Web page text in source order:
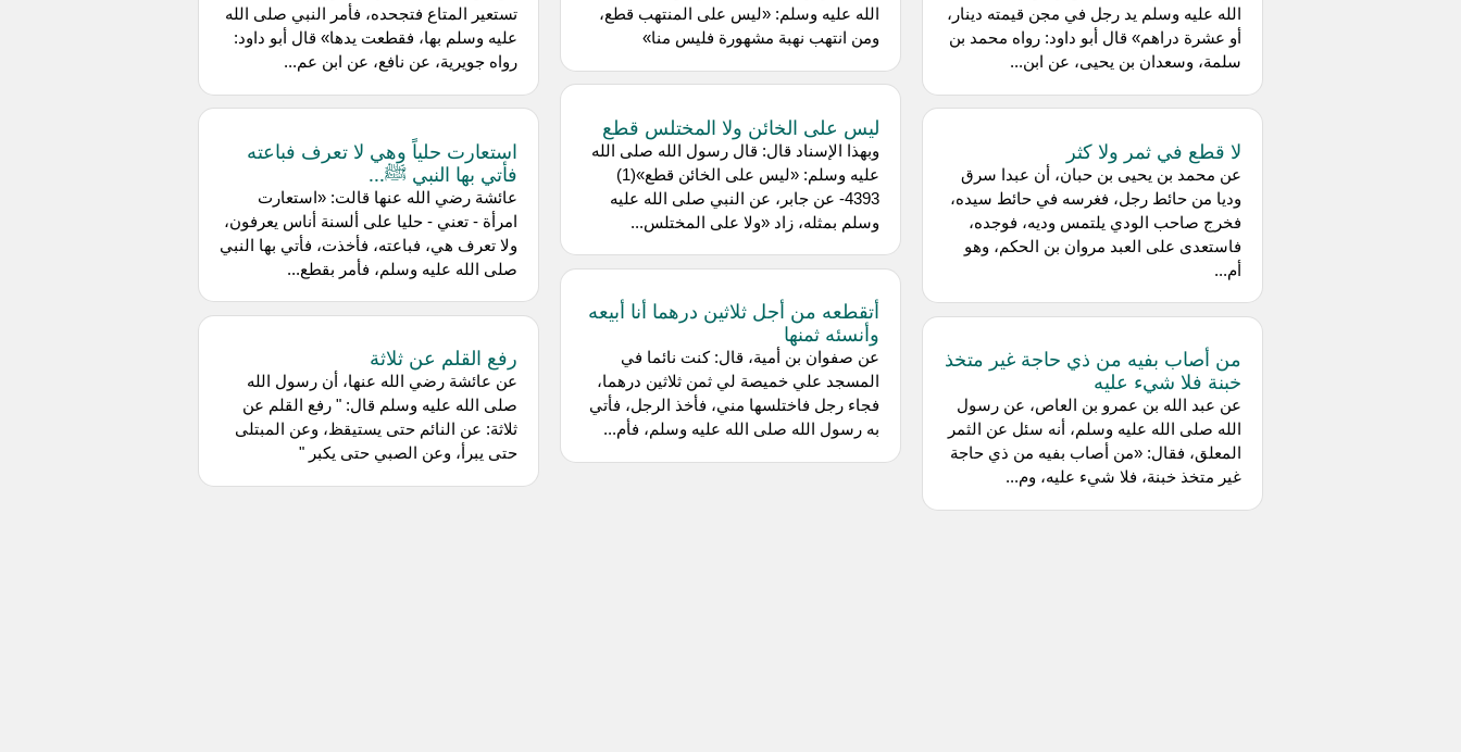
الله عليه وسلم يد رجل في مجن قيمته دينار،
أو عشرة دراهم» قال أبو داود: رواه محمد بن
سلمة، وسعدان بن يحيى، عن ابن...
لا قطع في ثمر ولا كثر
عن محمد بن يحيى بن حبان، أن عبدا سرق
وديا من حائط رجل، فغرسه في حائط سيده،
فخرج صاحب الودي يلتمس وديه، فوجده،
فاستعدى على العبد مروان بن الحكم، وهو
أم...
من أصاب بفيه من ذي حاجة غير متخذ
خبنة فلا شيء عليه
عن عبد الله بن عمرو بن العاص، عن رسول
الله صلى الله عليه وسلم، أنه سئل عن الثمر
المعلق، فقال: «من أصاب بفيه من ذي حاجة
غير متخذ خبنة، فلا شيء عليه، وم...
الله عليه وسلم: «ليس على المنتهب قطع،
ومن انتهب نهبة مشهورة فليس منا»
ليس على الخائن ولا المختلس قطع
وبهذا الإسناد قال: قال رسول الله صلى الله
عليه وسلم: «ليس على الخائن قطع»(1)
4393- عن جابر، عن النبي صلى الله عليه
وسلم بمثله، زاد «ولا على المختلس...
أتقطعه من أجل ثلاثين درهما أنا أبيعه
وأنسئه ثمنها
عن صفوان بن أمية، قال: كنت نائما في
المسجد علي خميصة لي ثمن ثلاثين درهما،
فجاء رجل فاختلسها مني، فأخذ الرجل، فأتي
به رسول الله صلى الله عليه وسلم، فأم...
تستعير المتاع فتجحده، فأمر النبي صلى الله
عليه وسلم بها، فقطعت يدها» قال أبو داود:
رواه جويرية، عن نافع، عن ابن عم...
استعارت حلياً وهي لا تعرف فباعته
فأتي بها النبي ﷺ...
عائشة رضي الله عنها قالت: «استعارت
امرأة - تعني - حليا على ألسنة أناس يعرفون،
ولا تعرف هي، فباعته، فأخذت، فأتي بها النبي
صلى الله عليه وسلم، فأمر بقطع...
رفع القلم عن ثلاثة
عن عائشة رضي الله عنها، أن رسول الله
صلى الله عليه وسلم قال: " رفع القلم عن
ثلاثة: عن النائم حتى يستيقظ، وعن المبتلى
حتى يبرأ، وعن الصبي حتى يكبر "